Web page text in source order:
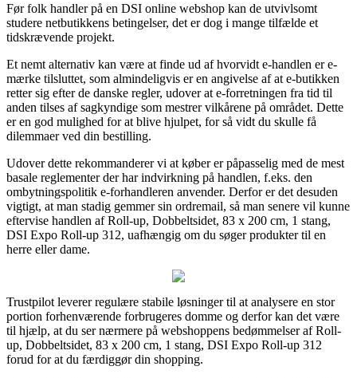
Før folk handler på en DSI online webshop kan de utvivlsomt
studere netbutikkens betingelser, det er dog i mange tilfælde et
tidskrævende projekt.
Et nemt alternativ kan være at finde ud af hvorvidt e-handlen er e-
mærke tilsluttet, som almindeligvis er en angivelse af at e-butikken
retter sig efter de danske regler, udover at e-forretningen fra tid til
anden tilses af sagkyndige som mestrer vilkårene på området. Dette
er en god mulighed for at blive hjulpet, for så vidt du skulle få
dilemmaer ved din bestilling.
Udover dette rekommanderer vi at køber er påpasselig med de mest
basale reglementer der har indvirkning på handlen, f.eks. den
ombytningspolitik e-forhandleren anvender. Derfor er det desuden
vigtigt, at man stadig gemmer sin ordremail, så man senere vil kunne
eftervise handlen af Roll-up, Dobbeltsidet, 83 x 200 cm, 1 stang,
DSI Expo Roll-up 312, uafhængig om du søger produkter til en
herre eller dame.
Trustpilot leverer regulære stabile løsninger til at analysere en stor
portion forhenværende forbrugeres domme og derfor kan det være
til hjælp, at du ser nærmere på webshoppens bedømmelser af Roll-
up, Dobbeltsidet, 83 x 200 cm, 1 stang, DSI Expo Roll-up 312
forud for at du færdiggør din shopping.